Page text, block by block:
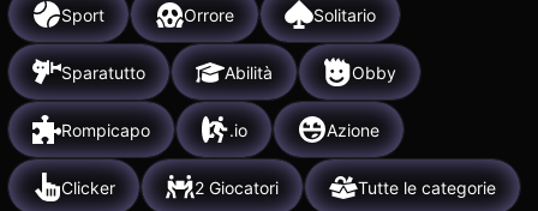
Sport Orrore Solitario
Sparatutto Abilità Obby
Rompicapo .io Azione
Clicker 2 Giocatori Tutte le categorie